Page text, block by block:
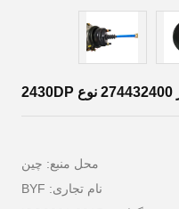
محل منبع: چین
نام تجاری: BYF